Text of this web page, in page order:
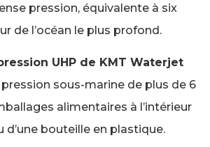
pression, équivalente à six
de l’océan le plus profond.
UHP de KMT Waterjet
sous-marine de plus de 6
alimentaires à l’intérieur
d’une bouteille en plastique.